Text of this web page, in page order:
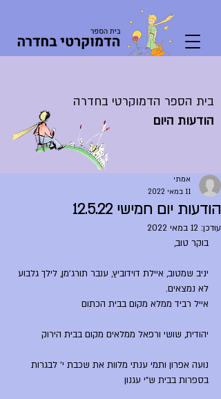
בית הספר הדמוקרטי בחדרה
הודעות היום
הודעות יום חמישי 12.5.22
אמתי
11 במאי 2022
עודכן: 12 במאי 2022
בוקר טוב,
יניב שמטוב, איילת דוידוביץ, ענבר תורג'מן, לילך גלבוע
לא נמצאים.
אייל רביד ממלא מקום בבית הכתום
יהודית, שושי ורפאל ממלאים מקום בבית הירוק
נועה אפרון ותמי ענתי מלוות את שכבת י' לבגרות
בספרות בבית ש"י עגנון